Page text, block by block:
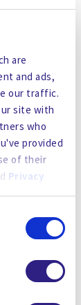
are
and ads,
our traffic.
site with
who
provided
of their
Privacy
Cookies
an
unser
einzige